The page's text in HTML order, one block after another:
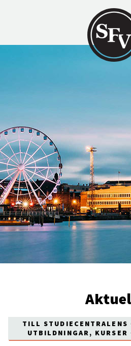
TILL STUDIECENTRALENS
UTBILDNINGAR, KURSER